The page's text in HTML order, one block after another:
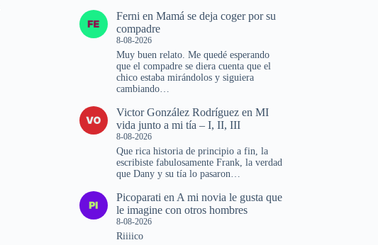
Ferni enMamá se deja coger por su
compadre
8-08-2026
Muy buen relato. Me quedé esperando
que el compadre se diera cuenta que el
chico estaba mirándolos y siguiera
cambiando…
Victor González Rodríguez enMI
vida junto a mi tía – I, II, III
8-08-2026
Que rica historia de principio a fin, la
escribiste fabulosamente Frank, la verdad
que Dany y su tía lo pasaron…
Picoparati en A mi novia le gusta que
le imagine con otros hombres
8-08-2026
Riiiico